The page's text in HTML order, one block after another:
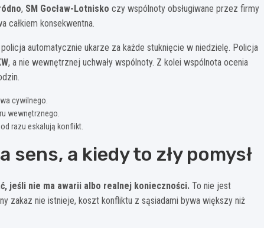
, SM Gocław-Lotnisko czy wspólnoty obsługiwane przez firmy
całkiem konsekwentna.
automatycznie ukarze za każde stuknięcie w niedzielę. Policja
, a nie wewnętrznej uchwały wspólnoty. Z kolei wspólnota ocenia
cywilnego.
wewnętrznego.
razu eskalują konflikt.
a kiedy to zły pomysł
jeśli nie ma awarii albo realnej konieczności. To nie jest
zakaz nie istnieje, koszt konfliktu z sąsiadami bywa większy niż